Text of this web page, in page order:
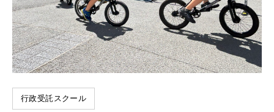
行政受託スクール